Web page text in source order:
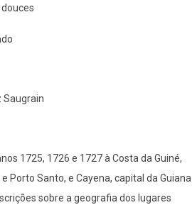
Saugrain
1725, 1726 e 1727 à Costa da Guiné,
Porto Santo, e Cayena, capital da Guiana
sobre a geografia dos lugares